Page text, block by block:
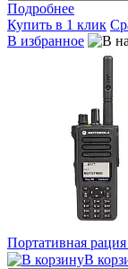
Подробнее
Купить в 1 клик
В избранное
Портативная
В